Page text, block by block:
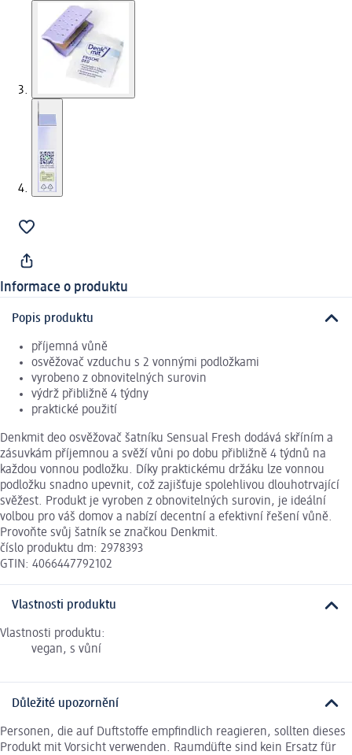
Informace o produktu
Popis produktu
příjemná vůně
osvěžovač vzduchu s 2 vonnými podložkami
vyrobeno z obnovitelných surovin
výdrž přibližně 4 týdny
praktické použití
Denkmit deo osvěžovač šatníku Sensual Fresh dodává skříním a
zásuvkám příjemnou a svěží vůni po dobu přibližně 4 týdnů na
každou vonnou podložku. Díky praktickému držáku lze vonnou
podložku snadno upevnit, což zajišťuje spolehlivou dlouhotrvající
svěžest. Produkt je vyroben z obnovitelných surovin, je ideální
volbou pro váš domov a nabízí decentní a efektivní řešení vůně.
Provoňte svůj šatník se značkou Denkmit.
číslo produktu dm: 2978393
GTIN: 4066447792102
Vlastnosti produktu
Vlastnosti produktu:
vegan, s vůní
Důležité upozornění
Personen, die auf Duftstoffe empfindlich reagieren, sollten dieses
Produkt mit Vorsicht verwenden. Raumdüfte sind kein Ersatz für